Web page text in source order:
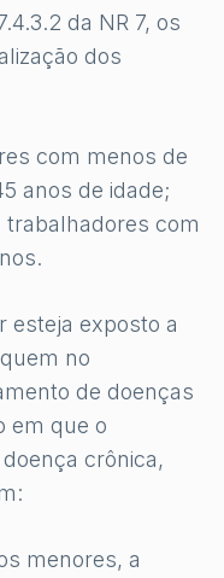
da NR 7, os
dos
com menos de
anos de idade;
trabalhadores com
esteja exposto a
no
de doenças
em que o
crônica,
menores, a